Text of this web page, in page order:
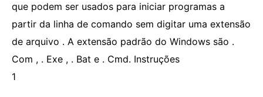
que podem ser usados ​​para iniciar programas a
partir da linha de comando sem digitar uma extensão
de arquivo . A extensão padrão do Windows são .
Com , . Exe , . Bat e . Cmd. Instruções
1